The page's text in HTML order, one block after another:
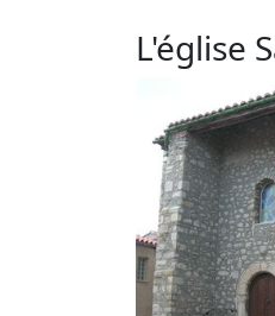
L'église